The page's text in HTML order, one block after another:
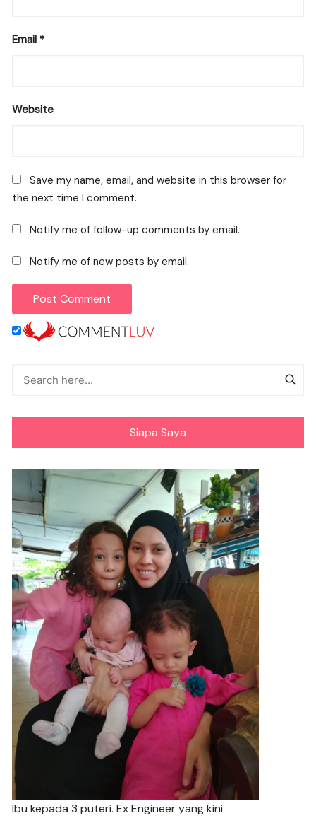
Email *
Website
Save my name, email, and website in this browser for
the next time I comment.
Notify me of follow-up comments by email.
Notify me of new posts by email.
Siapa Saya
Ibu kepada 3 puteri. Ex Engineer yang kini